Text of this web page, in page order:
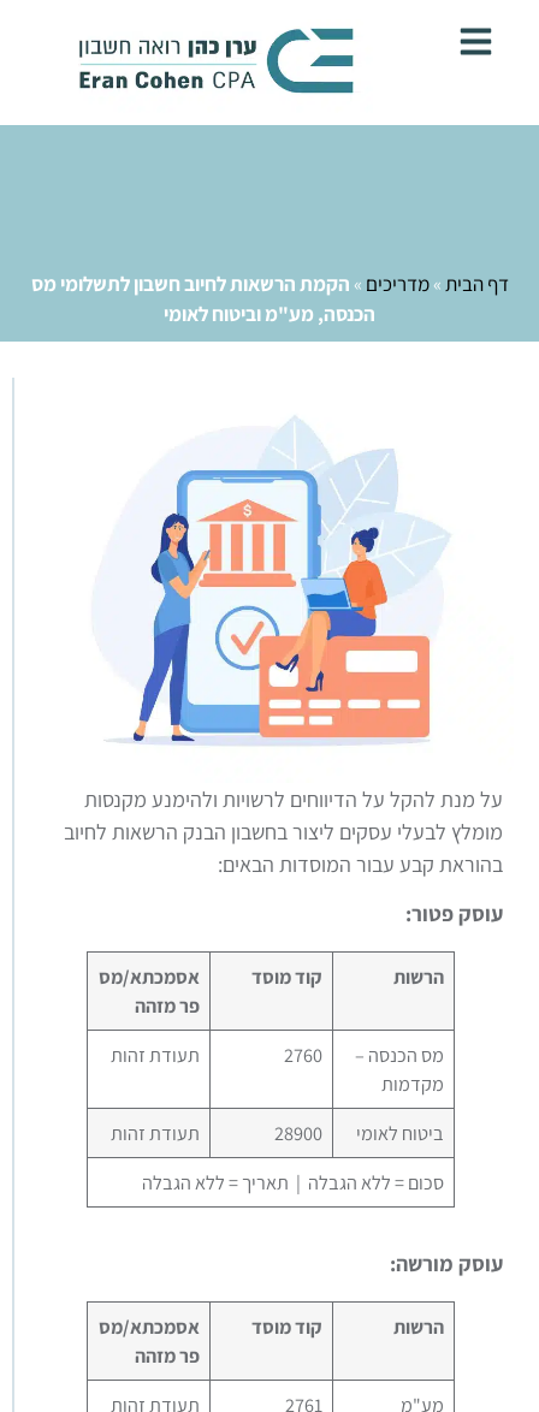
דף הבית»מדריכים » הקמת הרשאות לחיוב חשבון לתשלומי מס
הכנסה, מע"מ וביטוח לאומי
על מנת להקל על הדיווחים לרשויות ולהימנע מקנסות
מומלץ לבעלי עסקים ליצור בחשבון הבנק הרשאות לחיוב
בהוראת קבע עבור המוסדות הבאים:
עוסק פטור:
הרשות קוד מוסד
אסמכתא/מס
פר מזהה
מס הכנסה –
מקדמות
2760 תעודת זהות
ביטוח לאומי 28900
תעודת זהות
סכום = ללא הגבלה | תאריך = ללא הגבלה
עוסק מורשה:
הרשות קוד מוסד
אסמכתא/מס
פר מזהה
מע"מ
2761
תעודת זהות